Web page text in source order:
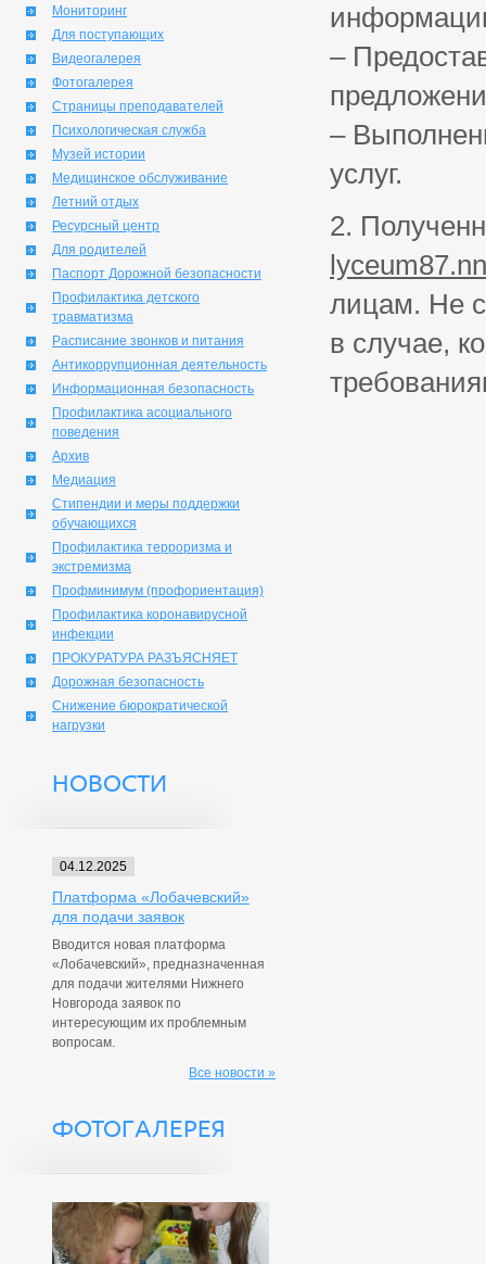
Мониторинг
Для поступающих
Видеогалерея
Фотогалерея
Страницы преподавателей
Психологическая служба
Музей истории
Медицинское обслуживание
Летний отдых
Ресурсный центр
Для родителей
Паспорт Дорожной безопасности
Профилактика детского
травматизма
Расписание звонков и питания
Антикоррупционная деятельность
Информационная безопасность
Профилактика асоциального
поведения
Архив
Медиация
Стипендии и меры поддержки
обучающихся
Профилактика терроризма и
экстремизма
Профминимум (профориентация)
Профилактика коронавирусной
инфекции
ПРОКУРАТУРА РАЗЪЯСНЯЕТ
Дорожная безопасность
Снижение бюрократической
нагрузки
НОВОСТИ
04.12.2025
Платформа «Лобачевский»
для подачи заявок
Вводится новая платформа
«Лобачевский», предназначенная
для подачи жителями Нижнего
Новгорода заявок по
интересующим их проблемным
вопросам.
Все новости »
ФОТОГАЛЕРЕЯ
–
–
услуг.
2.
лицам. Не
в случае,